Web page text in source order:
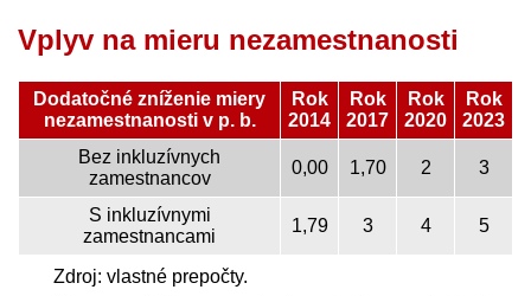
Vplyv na mieru nezamestnanosti
Dodatočné zníženie miery
nezamestnanosti v p. b.
Rok
2014
Rok
2017
Rok
2020
Rok
2023
Bez inkluzívnych
zamestnancov
0,00 1,70 2 3
S inkluzívnymi
zamestnancami
1,79 3 4 5
Zdroj: vlastné prepočty.